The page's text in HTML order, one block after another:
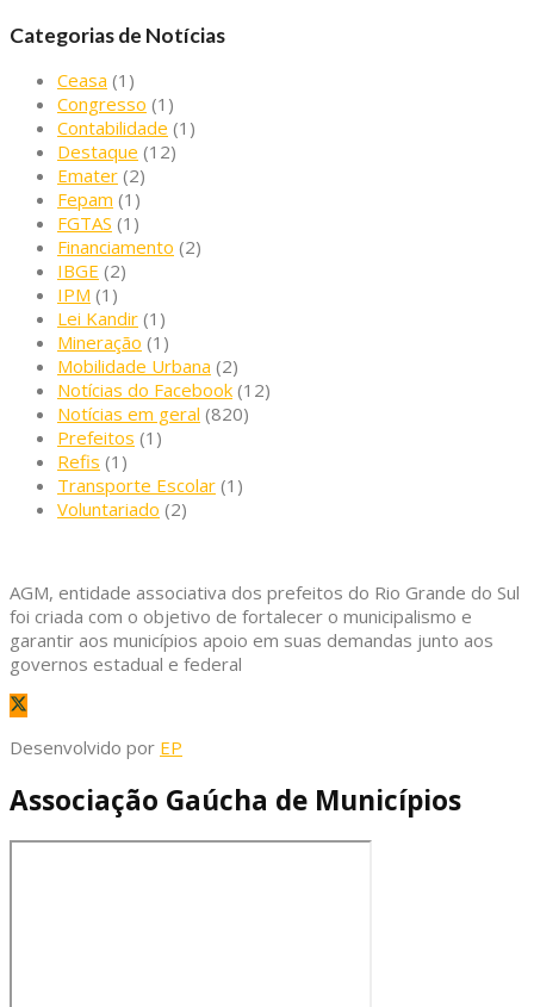
Categorias de Notícias
Ceasa (1)
Congresso (1)
Contabilidade (1)
Destaque (12)
Emater (2)
Fepam (1)
FGTAS (1)
Financiamento (2)
IBGE (2)
IPM (1)
Lei Kandir (1)
Mineração (1)
Mobilidade Urbana (2)
Notícias do Facebook (12)
Notícias em geral (820)
Prefeitos (1)
Refis (1)
Transporte Escolar (1)
Voluntariado (2)
AGM, entidade associativa dos prefeitos do Rio Grande do Sul
foi criada com o objetivo de fortalecer o municipalismo e
garantir aos municípios apoio em suas demandas junto aos
governos estadual e federal
Desenvolvido por EP
Associação Gaúcha de Municípios